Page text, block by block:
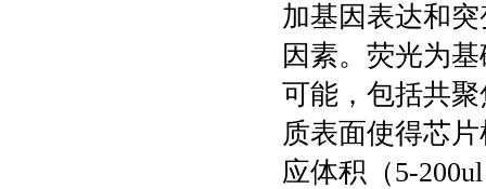
加基因表达和
因素。荧光为
可能，包括共
质表面使得芯
应体积（5-